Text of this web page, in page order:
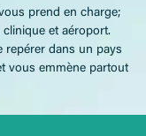
prend en charge;
et aéroport.
repérer dans un pays
vous emmène partout